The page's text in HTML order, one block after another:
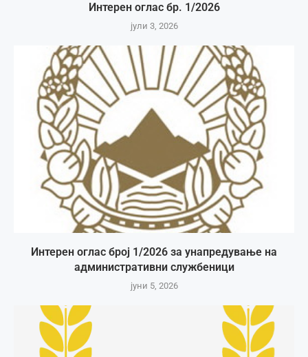
Интерен оглас бр. 1/2026
јули 3, 2026
Интерен оглас број 1/2026 за унапредување на
административни службеници
јуни 5, 2026